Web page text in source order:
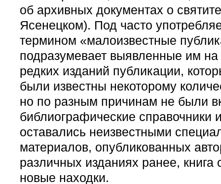
об архивных документах о
Ясенецком). Под часто
термином «малоизвестные
подразумевает выявленные им на
редких изданий публикации,
были известны некоторому
но по разным причинам не были
библиографические справочники
оставались неизвестными
материалов, опубликованных
различных изданиях ранее, книга
новые находки.